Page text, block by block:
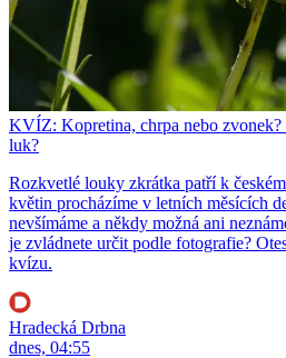
KVÍZ: Kopretina, chrpa nebo zvonek?
luk?
Rozkvetlé louky zkrátka patří k
květin procházíme v letních měsících
nevšímáme a někdy možná ani
je zvládnete určit podle fotografie?
kvízu.
Hradecká Drbna
dnes, 04:55